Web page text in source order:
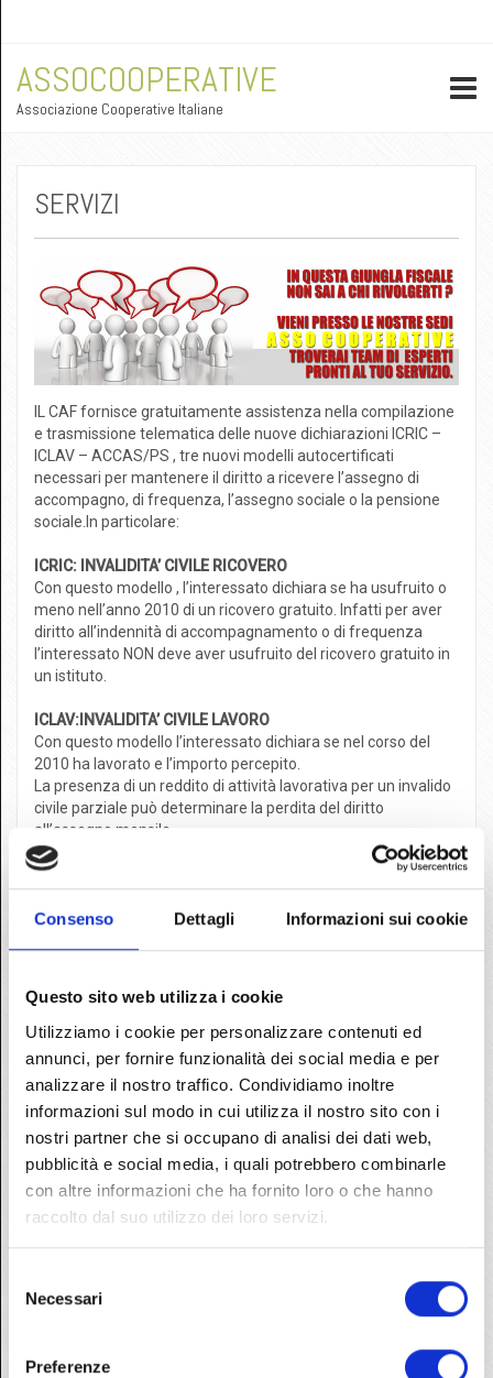
Consenso Dettagli Informazioni sui cookie
Questo sito web utilizza i cookie
Utilizziamo i cookie per personalizzare contenuti ed
annunci, per fornire funzionalità dei social media e per
analizzare il nostro traffico. Condividiamo inoltre
informazioni sul modo in cui utilizza il nostro sito con i
nostri partner che si occupano di analisi dei dati web,
pubblicità e social media, i quali potrebbero combinarle
con altre informazioni che ha fornito loro o che hanno
raccolto dal suo utilizzo dei loro servizi.
delNecessari
Preferenze
ASSOCOOPERATIVE
Associazione Cooperative Italiane
SERVIZI
IL CAF fornisce gratuitamente assistenza nella compilazione
e trasmissione telematica delle nuove dichiarazioni ICRIC –
ICLAV – ACCAS/PS , tre nuovi modelli autocertificati
necessari per mantenere il diritto a ricevere l’assegno di
accompagno, di frequenza, l’assegno sociale o la pensione
sociale.In particolare:
ICRIC: INVALIDITA’ CIVILE RICOVERO
Con questo modello , l’interessato dichiara se ha usufruito o
meno nell’anno 2010 di un ricovero gratuito. Infatti per aver
diritto all’indennità di accompagnamento o di frequenza
l’interessato NON deve aver usufruito del ricovero gratuito in
un istituto.
ICLAV:INVALIDITA’ CIVILE LAVORO
Con questo modello l’interessato dichiara se nel corso del
2010 ha lavorato e l’importo percepito.
La presenza di un reddito di attività lavorativa per un invalido
civile parziale può determinare la perdita del diritto
all’assegno mensile.
ACCAS/PS:ACCERTAMENTO DEI REQUISITI PER ASSEGNO O
Con il presente modulo l’interessato dichiara se nel corso del
Infatti i titolari di pensione o assegno sociale potrebbero
perdere il diritto nel caso di un prolungato soggiorno fuori dal
territorio nazionale o di un ricovero gratuito in un istituto.
DOCUMENTAZIONE DA PRESENTARE:
– fotocopia del documento di riconoscimento dell’interessato
ed eventuale delega e fotocopia del documento del delegato
-il modello firmato
-fotocopia del tesserino del codice fiscale
documentazione dalla quale risulti la percentuale della retta
rimasta a carico degli enti pubblici o dell’interessato.
I TUI DIRITTI,